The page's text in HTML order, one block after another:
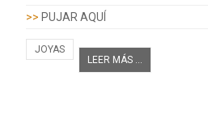
>> PUJAR AQUÍ
JOYAS
LEER MÁS ...